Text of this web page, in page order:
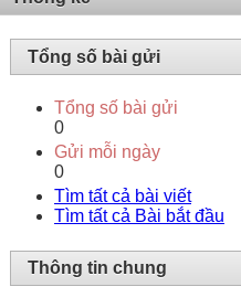
Tổng số bài gửi
Tổng số bài gửi
0
Gửi mỗi ngày
0
Tìm tất cả bài viết
Tìm tất cả Bài bắt đầu
Thông tin chung